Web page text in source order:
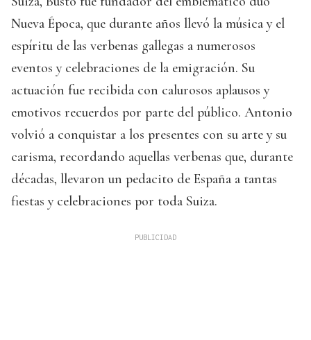
Nueva Época, que durante años llevó la música y el
espíritu de las verbenas gallegas a numerosos
eventos y celebraciones de la emigración. Su
actuación fue recibida con calurosos aplausos y
emotivos recuerdos por parte del público. Antonio
volvió a conquistar a los presentes con su arte y su
carisma, recordando aquellas verbenas que, durante
décadas, llevaron un pedacito de España a tantas
fiestas y celebraciones por toda Suiza.